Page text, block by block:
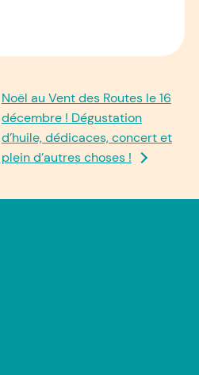
Noël au Vent des Routes le 16
décembre ! Dégustation
d’huile, dédicaces, concert et
plein d’autres choses !